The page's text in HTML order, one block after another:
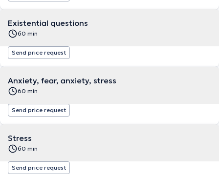
Existential questions
60 min
Send price request
Anxiety, fear, anxiety, stress
60 min
Send price request
Stress
60 min
Send price request